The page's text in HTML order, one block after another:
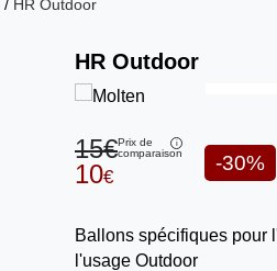
/ HR Outdoor
HR Outdoor
15€Prix de
comparaison
10€
-30%
Ballons spécifiques pour
l'usage Outdoor